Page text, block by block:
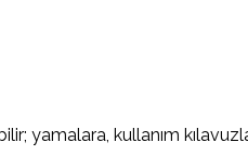
yamalara, kullanım